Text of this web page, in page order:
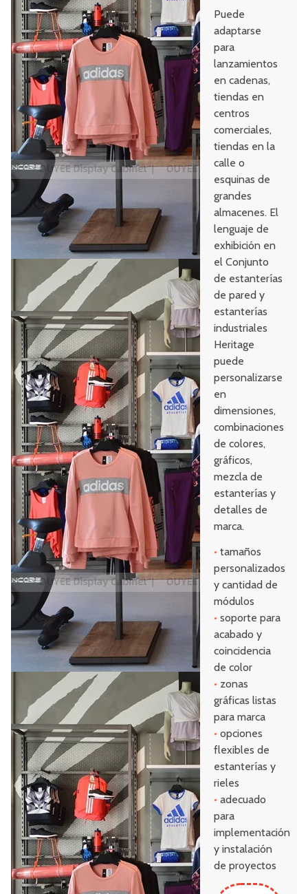
Puede
adaptarse
para
lanzamientos
en cadenas,
tiendas en
centros
comerciales,
tiendas en la
calle o
esquinas de
grandes
almacenes. El
lenguaje de
exhibición en
el Conjunto
de estanterías
de pared y
estanterías
industriales
Heritage
puede
personalizarse
en
dimensiones,
combinaciones
de colores,
gráficos,
mezcla de
estanterías y
detalles de
marca.
• tamaños
personalizados
y cantidad de
módulos
• soporte para
acabado y
coincidencia
de color
• zonas
gráficas listas
para marca
• opciones
flexibles de
estanterías y
rieles
• adecuado
para
implementación
y instalación
de proyectos